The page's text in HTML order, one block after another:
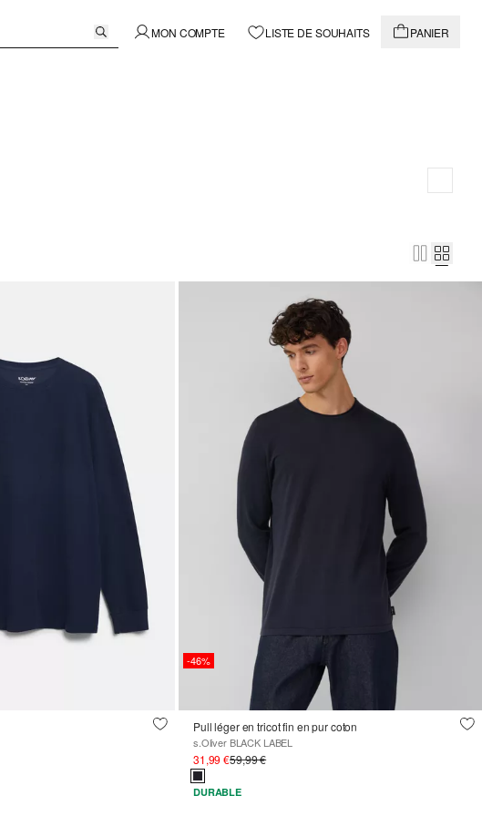
MON COMPTE LISTE DE SOUHAITS PANIER
-46%
Pull léger en tricot fin en pur coton
s.Oliver BLACK LABEL
31,99 €59,99 €
DURABLE